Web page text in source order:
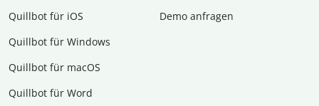
Quillbot für iOS
Quillbot für Windows
Quillbot für macOS
Quillbot für Word
Demo anfragen